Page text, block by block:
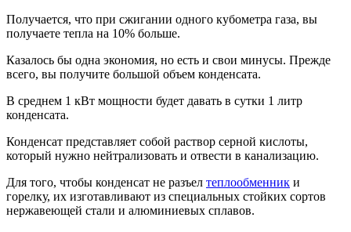
Получается, что при сжигании одного кубометра газа, вы
получаете тепла на 10% больше.
Казалось бы одна экономия, но есть и свои минусы. Прежде
всего, вы получите большой объем конденсата.
В среднем 1 кВт мощности будет давать в сутки 1 литр
конденсата.
Конденсат представляет собой раствор серной кислоты,
который нужно нейтрализовать и отвести в канализацию.
Для того, чтобы конденсат не разъел теплообменник и
горелку, их изготавливают из специальных стойких сортов
нержавеющей стали и алюминиевых сплавов.